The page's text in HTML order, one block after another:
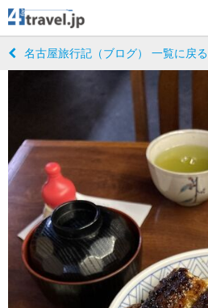
名古屋旅行記（ブログ） 一覧に戻る